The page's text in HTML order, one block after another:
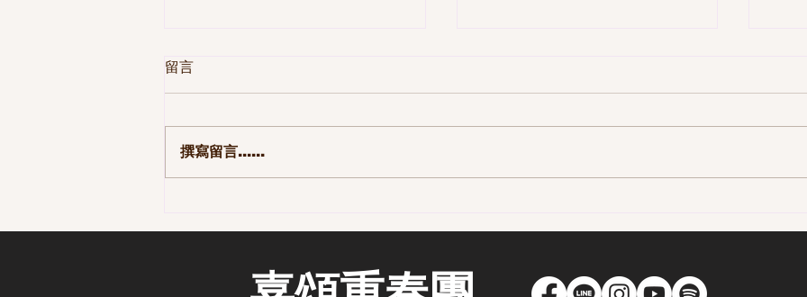
現的事
街區 - 老嘉義人口中的二通
第一
留言
撰寫留言......